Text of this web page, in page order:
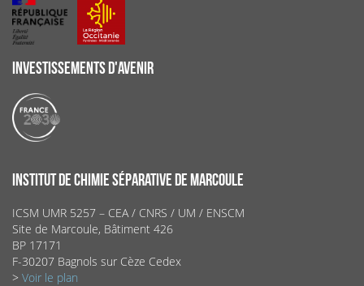
INVESTISSEMENTS D'AVENIR
INSTITUT DE CHIMIE SÉPARATIVE DE MARCOULE
ICSM UMR 5257 – CEA / CNRS / UM / ENSCM
Site de Marcoule, Bâtiment 426
BP 17171
F-30207 Bagnols sur Cèze Cedex
> Voir le plan